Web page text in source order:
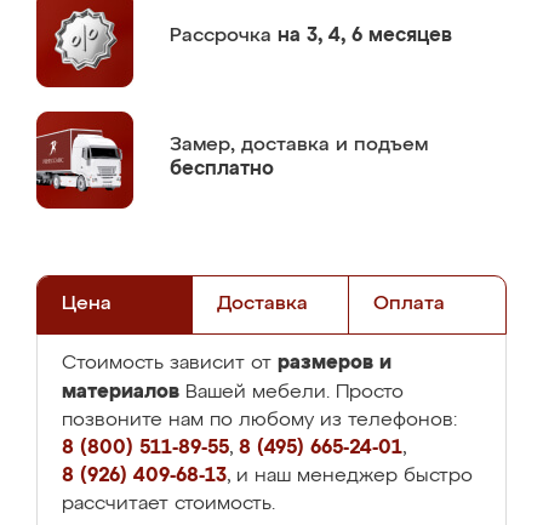
Рассрочка на 3, 4, 6 месяцев
Замер, доставка и подъем
бесплатно
Цена Доставка Оплата
Стоимость зависит от размеров и
материалов Вашей мебели. Просто
позвоните нам по любому из телефонов:
8 (800) 511-89-55, 8 (495) 665-24-01,
8 (926) 409-68-13, и наш менеджер быстро
рассчитает стоимость.